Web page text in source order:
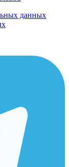
данных